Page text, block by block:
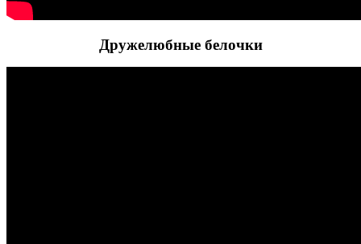
Дружелюбные белочки